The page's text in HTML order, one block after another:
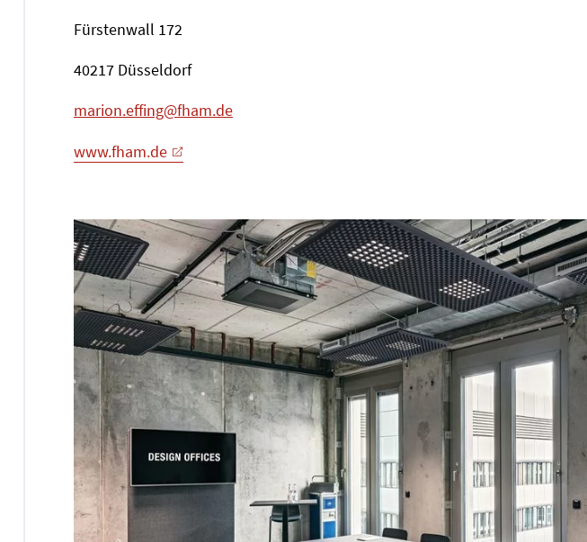
Fürstenwall 172
40217 Düsseldorf
marion.effing@fham.de
www.fham.de